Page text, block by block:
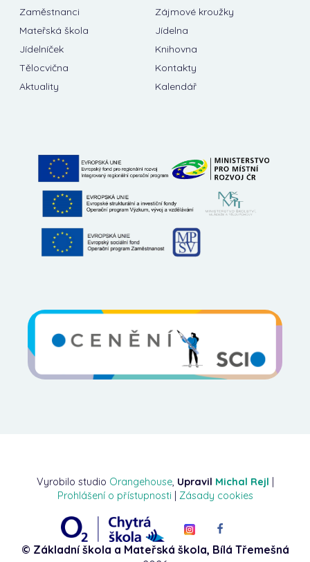
Zaměstnanci
Zájmové kroužky
Mateřská škola
Jídelna
Jídelníček
Knihovna
Tělocvična
Kontakty
Aktuality
Kalendář
Vyrobilo studio Orangehouse, Upravil Michal Rejl |
Prohlášení o přístupnosti | Zásady cookies
© Základní škola a Mateřská škola, Bílá Třemešná